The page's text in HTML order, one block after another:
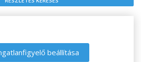
beállítása